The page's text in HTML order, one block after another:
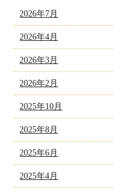
2026年7月
2026年4月
2026年3月
2026年2月
2025年10月
2025年8月
2025年6月
2025年4月